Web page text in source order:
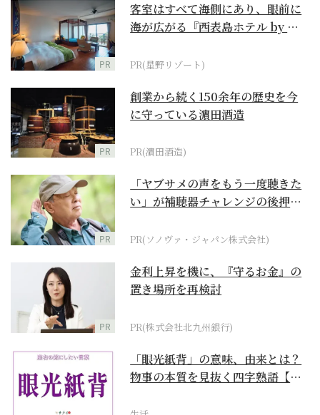
PR
客室はすべて海側にあり、眼前に
海が広がる『西表島ホテル by 星
PR(星野リゾート)
PR
創業から続く150余年の歴史を今
に守っている濵田酒造
PR(濵田酒造)
PR
「ヤブサメの声をもう一度聴きた
い」が補聴器チャレンジの後押し
PR(ソノヴァ・ジャパン株式会社)
PR
金利上昇を機に、『守るお金』の
置き場所を再検討
PR(株式会社北九州銀行)
「眼光紙背」の意味、由来とは？
物事の本質を見抜く四字熟語【座